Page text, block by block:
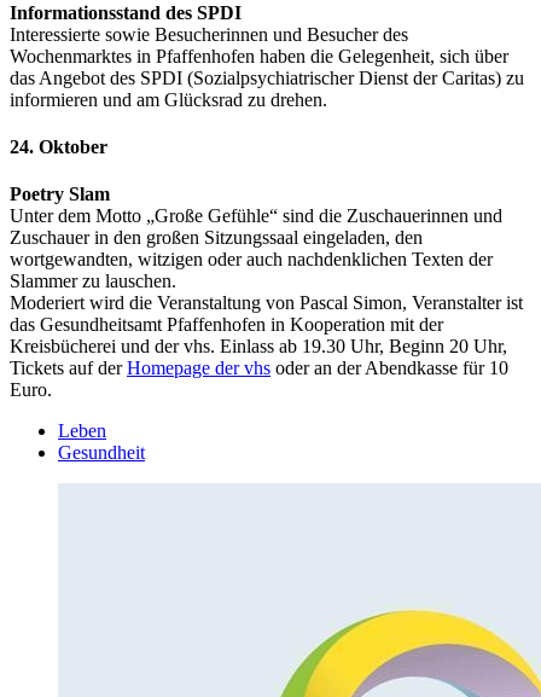
Informationsstand des SPDI
Interessierte sowie Besucherinnen und Besucher des
Wochenmarktes in Pfaffenhofen haben die Gelegenheit, sich über
das Angebot des SPDI (Sozialpsychiatrischer Dienst der Caritas) zu
informieren und am Glücksrad zu drehen.
24. Oktober
Poetry Slam
Unter dem Motto „Große Gefühle“ sind die Zuschauerinnen und
Zuschauer in den großen Sitzungssaal eingeladen, den
wortgewandten, witzigen oder auch nachdenklichen Texten der
Slammer zu lauschen.
Moderiert wird die Veranstaltung von Pascal Simon, Veranstalter ist
das Gesundheitsamt Pfaffenhofen in Kooperation mit der
Kreisbücherei und der vhs. Einlass ab 19.30 Uhr, Beginn 20 Uhr,
Tickets auf derHomepage der vhs oder an der Abendkasse für 10
Euro.
Leben
Gesundheit